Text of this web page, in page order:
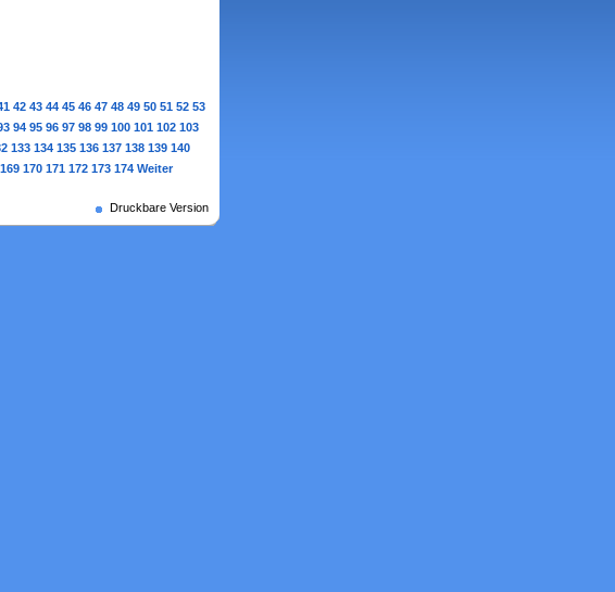
42 43 44 45 46 47 48 49 50 51 52 53
94 95 96 97 98 99 100 101 102 103
133 134 135 136 137 138 139 140
169 170 171 172 173 174 Weiter
Druckbare Version